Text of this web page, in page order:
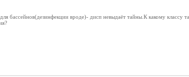
бассейнов(дезинфекции вроде)- дисп невыдаёт тайны.К какому